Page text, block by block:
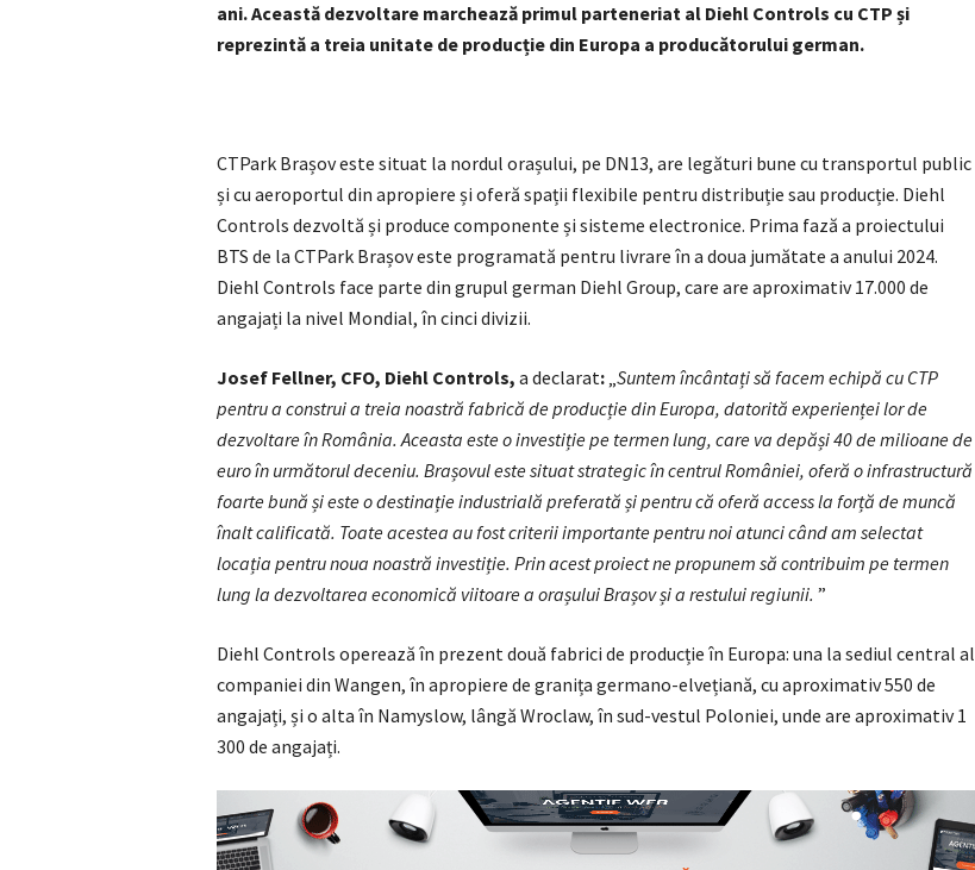
ani. Această dezvoltare marchează primul parteneriat al Diehl Controls cu CTP și
reprezintă a treia unitate de producție din Europa a producătorului german.
CTPark Brașov este situat la nordul orașului, pe DN13, are legături bune cu transportul public
și cu aeroportul din apropiere și oferă spații flexibile pentru distribuție sau producție. Diehl
Controls dezvoltă și produce componente și sisteme electronice. Prima fază a proiectului
BTS de la CTPark Brașov este programată pentru livrare în a doua jumătate a anului 2024.
Diehl Controls face parte din grupul german Diehl Group, care are aproximativ 17.000 de
angajați la nivel Mondial, în cinci divizii.
Josef Fellner, CFO, Diehl Controls, a declarat: „Suntem încântați să facem echipă cu CTP
pentru a construi a treia noastră fabrică de producție din Europa, datorită experienței lor de
dezvoltare în România. Aceasta este o investiție pe termen lung, care va depăși 40 de milioane de
euro în următorul deceniu. Brașovul este situat strategic în centrul României, oferă o infrastructură
foarte bună și este o destinație industrială preferată și pentru că oferă access la forță de muncă
înalt calificată. Toate acestea au fost criterii importante pentru noi atunci când am selectat
locația pentru noua noastră investiție. Prin acest proiect ne propunem să contribuim pe termen
lung la dezvoltarea economică viitoare a orașului Brașov și a restului regiunii. ”
Diehl Controls operează în prezent două fabrici de producție în Europa: una la sediul central al
companiei din Wangen, în apropiere de granița germano-elvețiană, cu aproximativ 550 de
angajați, și o alta în Namyslow, lângă Wroclaw, în sud-vestul Poloniei, unde are aproximativ 1
300 de angajați.